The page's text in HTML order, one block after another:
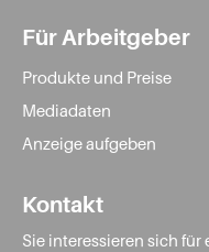
Für Arbeitgeber
Produkte und Preise
Mediadaten
Anzeige aufgeben
Kontakt
Sie interessieren sich für